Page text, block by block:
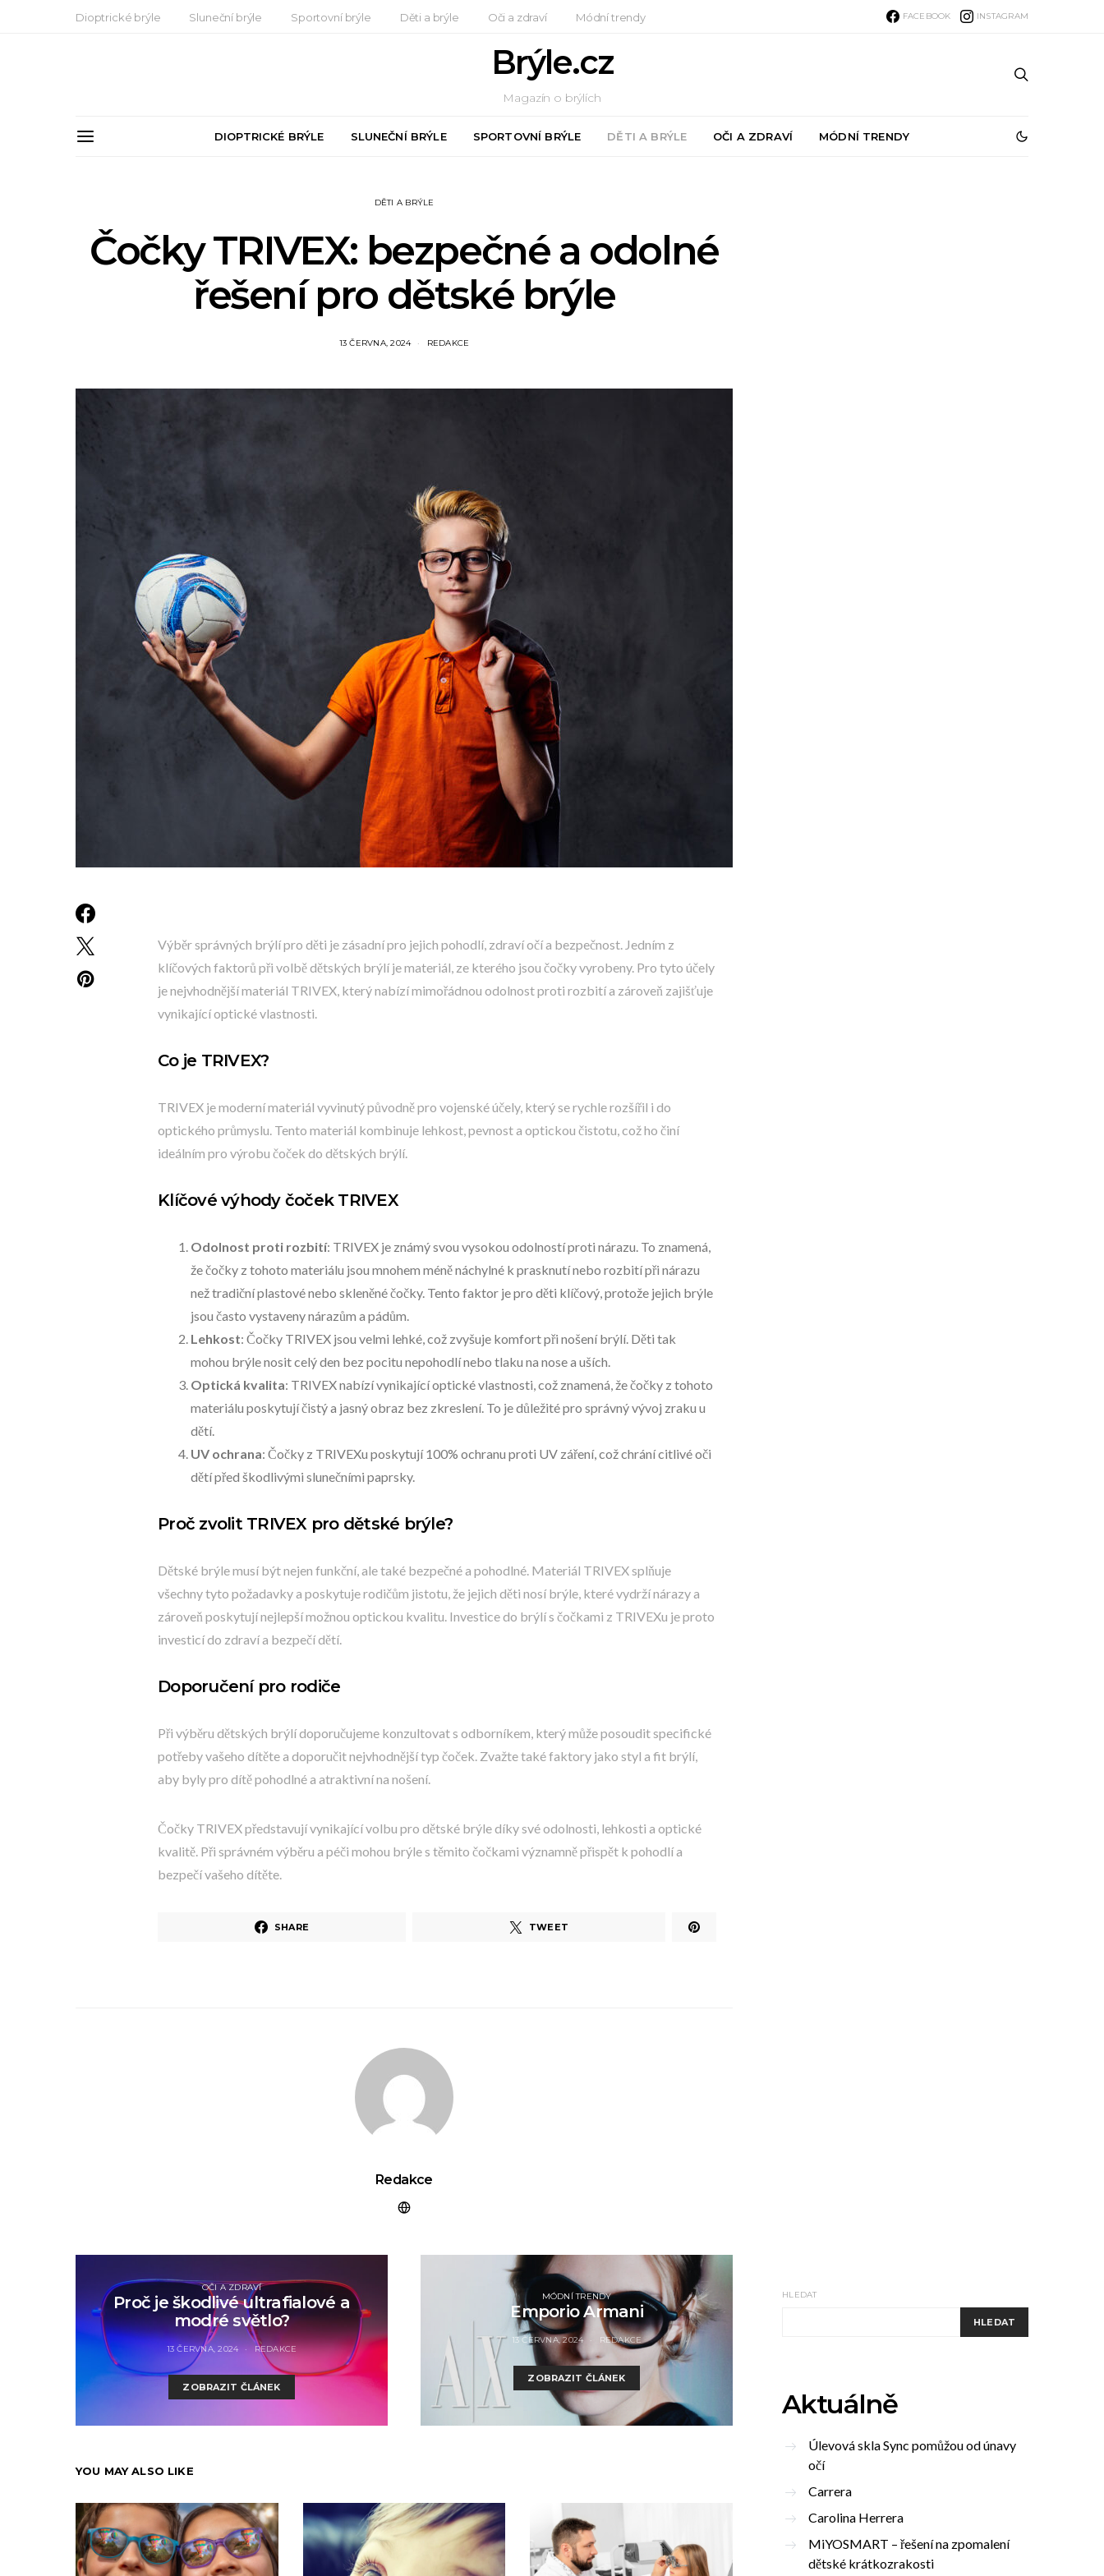
Dioptrické brýle Sluneční brýle Sportovní brýle Děti a brýle Oči a zdraví Módní trendy FACEBOOK INSTAGRAM
Brýle.cz
Magazín o brýlích
DIOPTRICKÉ BRÝLE SLUNEČNÍ BRÝLE SPORTOVNÍ BRÝLE DĚTI A BRÝLE OČI A ZDRAVÍ MÓDNÍ TRENDY
DĚTI A BRÝLE
Čočky TRIVEX: bezpečné a odolné
řešení pro dětské brýle
13 ČERVNA, 2024 REDAKCE
Výběr správných brýlí pro děti je zásadní pro jejich pohodlí, zdraví očí a bezpečnost. Jedním z
klíčových faktorů při volbě dětských brýlí je materiál, ze kterého jsou čočky vyrobeny. Pro tyto účely
je nejvhodnější materiál TRIVEX, který nabízí mimořádnou odolnost proti rozbití a zároveň zajišťuje
vynikající optické vlastnosti.
Co je TRIVEX?
TRIVEX je moderní materiál vyvinutý původně pro vojenské účely, který se rychle rozšířil i do
optického průmyslu. Tento materiál kombinuje lehkost, pevnost a optickou čistotu, což ho činí
ideálním pro výrobu čoček do dětských brýlí.
Klíčové výhody čoček TRIVEX
Odolnost proti rozbití: TRIVEX je známý svou vysokou odolností proti nárazu. To znamená,
že čočky z tohoto materiálu jsou mnohem méně náchylné k prasknutí nebo rozbití při nárazu
než tradiční plastové nebo skleněné čočky. Tento faktor je pro děti klíčový, protože jejich brýle
jsou často vystaveny nárazům a pádům.
Lehkost: Čočky TRIVEX jsou velmi lehké, což zvyšuje komfort při nošení brýlí. Děti tak
mohou brýle nosit celý den bez pocitu nepohodlí nebo tlaku na nose a uších.
Optická kvalita: TRIVEX nabízí vynikající optické vlastnosti, což znamená, že čočky z tohoto
materiálu poskytují čistý a jasný obraz bez zkreslení. To je důležité pro správný vývoj zraku u
dětí.
UV ochrana: Čočky z TRIVEXu poskytují 100% ochranu proti UV záření, což chrání citlivé oči
dětí před škodlivými slunečními paprsky.
Proč zvolit TRIVEX pro dětské brýle?
Dětské brýle musí být nejen funkční, ale také bezpečné a pohodlné. Materiál TRIVEX splňuje
všechny tyto požadavky a poskytuje rodičům jistotu, že jejich děti nosí brýle, které vydrží nárazy a
zároveň poskytují nejlepší možnou optickou kvalitu. Investice do brýlí s čočkami z TRIVEXu je proto
investicí do zdraví a bezpečí dětí.
Doporučení pro rodiče
Při výběru dětských brýlí doporučujeme konzultovat s odborníkem, který může posoudit specifické
potřeby vašeho dítěte a doporučit nejvhodnější typ čoček. Zvažte také faktory jako styl a fit brýlí,
aby byly pro dítě pohodlné a atraktivní na nošení.
Čočky TRIVEX představují vynikající volbu pro dětské brýle díky své odolnosti, lehkosti a optické
kvalitě. Při správném výběru a péči mohou brýle s těmito čočkami významně přispět k pohodlí a
bezpečí vašeho dítěte.
SHARE TWEET
Redakce
OČI A ZDRAVÍ
Proč je škodlivé ultrafialové a
modré světlo?
13 ČERVNA, 2024 REDAKCE
ZOBRAZIT ČLÁNEK
MÓDNÍ TRENDY
Emporio Armani
13 ČERVNA, 2024 REDAKCE
ZOBRAZIT ČLÁNEK
YOU MAY ALSO LIKE
HLEDAT
HLEDAT
Aktuálně
Úlevová skla Sync pomůžou od únavy
očí
Carrera
Carolina Herrera
MiYOSMART – řešení na zpomalení
dětské krátkozrakosti